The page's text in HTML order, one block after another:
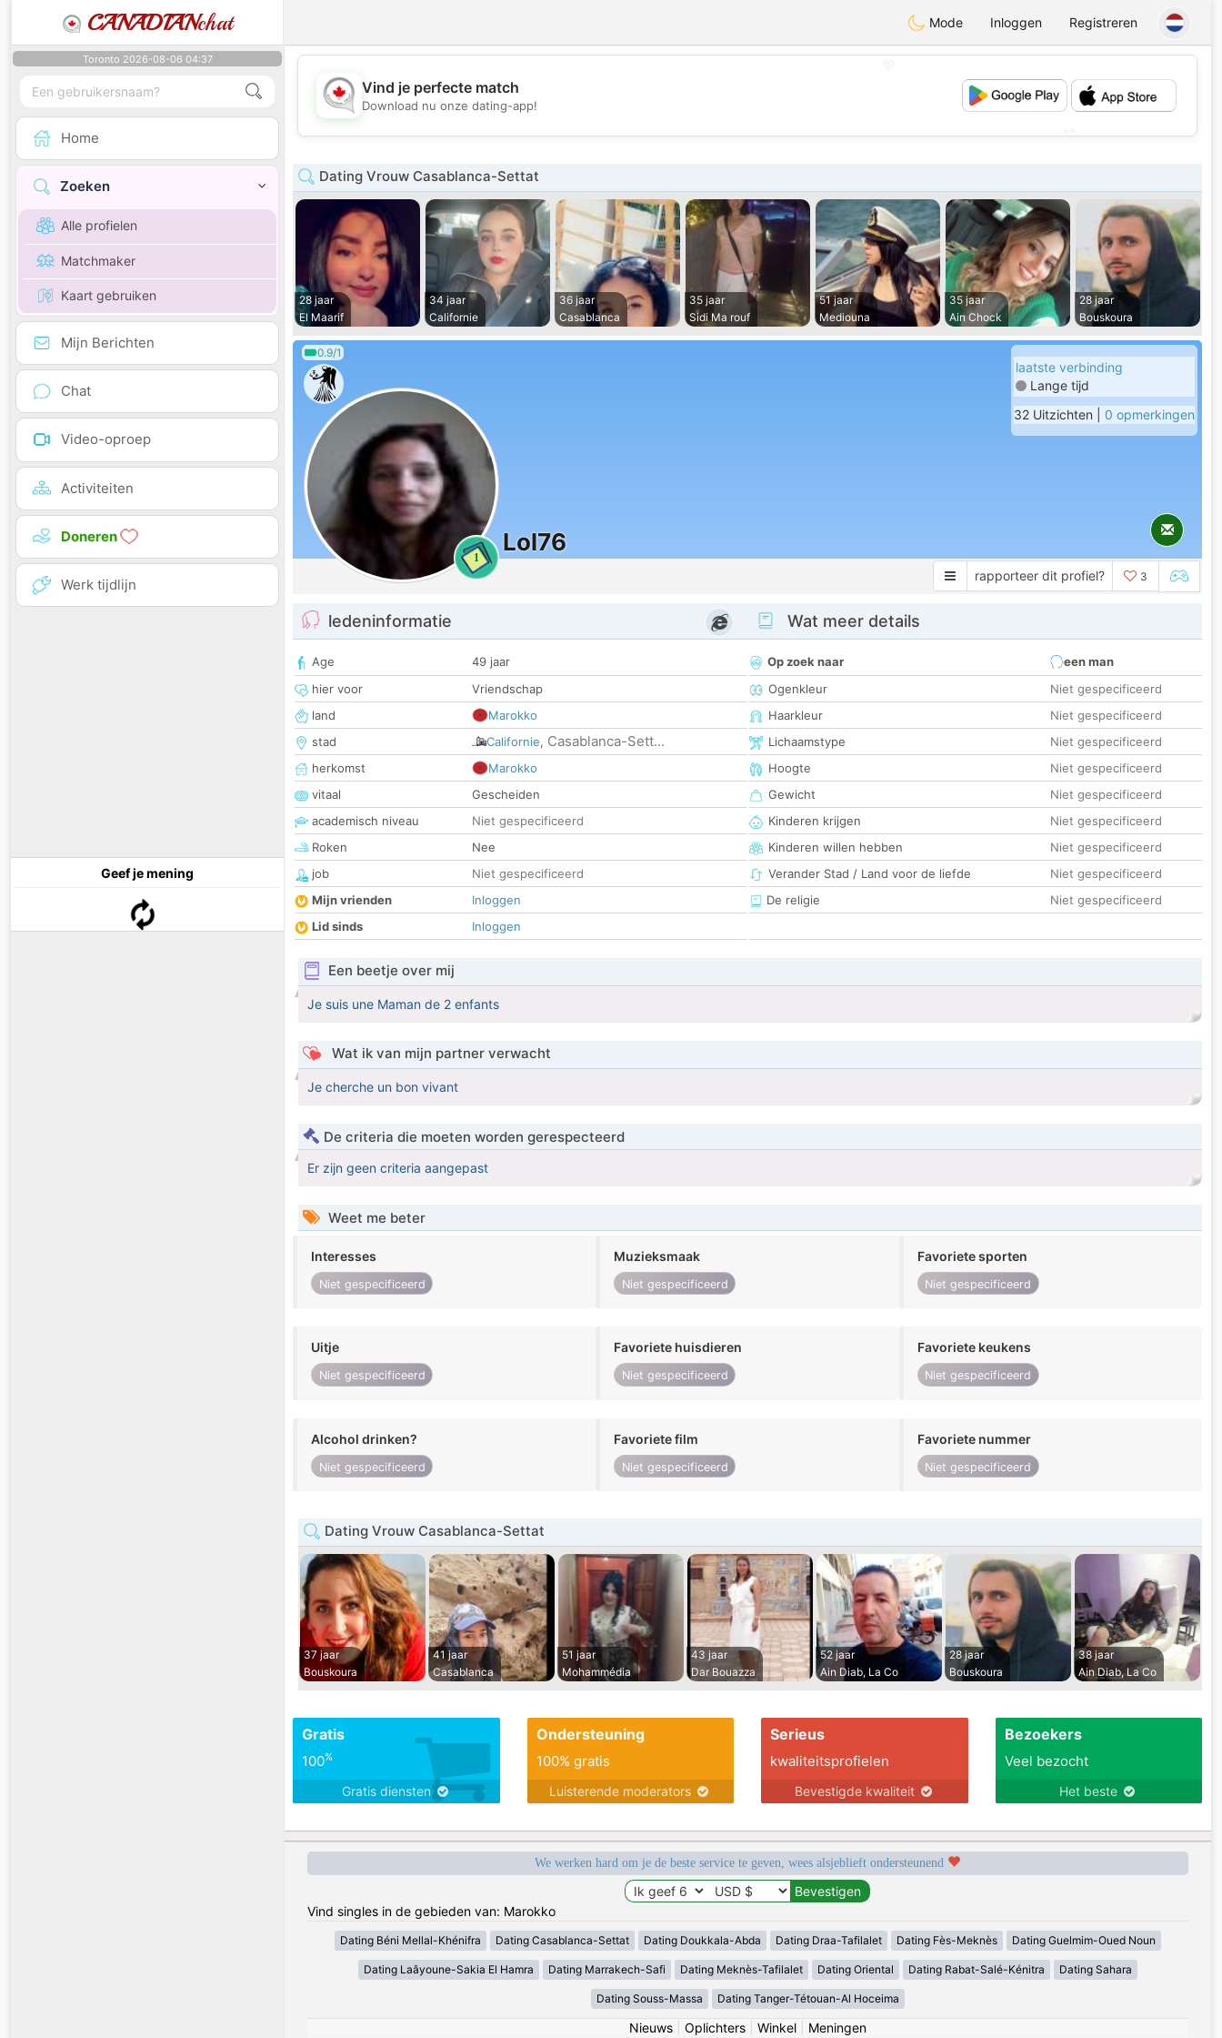
CANADIANchat Mode Inloggen Registreren
Toronto 2026-08-06 04:37
Home
Zoeken
Alle profielen
Matchmaker
Kaart gebruiken
Mijn Berichten
Chat
Video-oproep
Activiteiten
Doneren
Werk tijdlijn
Geef je mening
💖
💕
Vind je perfecte match
Download nu onze dating-app!
Dating Vrouw Casablanca-Settat
28 jaar
El Maarif
34 jaar
Californie
36 jaar
Casablanca
35 jaar
Sidi Ma rouf
51 jaar
Mediouna
35 jaar
Ain Chock
28 jaar
Bouskoura
0.9/1
1
Lol76
laatste verbinding
Lange tijd
32 Uitzichten | 0 opmerkingen
rapporteer dit profiel? 3
ledeninformatie
Age
49 jaar
hier voor
Vriendschap
land
Marokko
stad
Californie, Casablanca-Sett...
herkomst
Marokko
vitaal
Gescheiden
academisch niveau
Niet gespecificeerd
Roken
Nee
job
Niet gespecificeerd
Mijn vrienden
Inloggen
Lid sinds
Inloggen
Wat meer details
Op zoek naar
een man
Ogenkleur
Niet gespecificeerd
Haarkleur
Niet gespecificeerd
Lichaamstype
Niet gespecificeerd
Hoogte
Niet gespecificeerd
Gewicht
Niet gespecificeerd
Kinderen krijgen
Niet gespecificeerd
Kinderen willen hebben
Niet gespecificeerd
Verander Stad / Land voor de liefde
Niet gespecificeerd
De religie
Niet gespecificeerd
Een beetje over mij
Je suis une Maman de 2 enfants
Wat ik van mijn partner verwacht
Je cherche un bon vivant
De criteria die moeten worden gerespecteerd
Er zijn geen criteria aangepast
Weet me beter
Interesses
Niet gespecificeerd
Muzieksmaak
Niet gespecificeerd
Favoriete sporten
Niet gespecificeerd
Uitje
Niet gespecificeerd
Favoriete huisdieren
Niet gespecificeerd
Favoriete keukens
Niet gespecificeerd
Alcohol drinken?
Niet gespecificeerd
Favoriete film
Niet gespecificeerd
Favoriete nummer
Niet gespecificeerd
Dating Vrouw Casablanca-Settat
37 jaar
Bouskoura
41 jaar
Casablanca
51 jaar
Mohammédia
43 jaar
Dar Bouazza
52 jaar
Ain Diab, La Co
28 jaar
Bouskoura
38 jaar
Ain Diab, La Co
Gratis
100%
Gratis diensten
Ondersteuning
100% gratis
Luisterende moderators
Serieus
kwaliteitsprofielen
Bevestigde kwaliteit
Bezoekers
Veel bezocht
Het beste
We werken hard om je de beste service te geven, wees alsjeblieft ondersteunend
Vind singles in de gebieden van: Marokko
Dating Béni Mellal-Khénifra Dating Casablanca-Settat Dating Doukkala-Abda Dating Draa-Tafilalet Dating Fès-Meknès Dating Guelmim-Oued Noun
Dating Laâyoune-Sakia El Hamra Dating Marrakech-Safi Dating Meknès-Tafilalet Dating Oriental Dating Rabat-Salé-Kénitra Dating Sahara
Dating Souss-Massa Dating Tanger-Tétouan-Al Hoceima
Nieuws| Oplichters| Winkel| Meningen